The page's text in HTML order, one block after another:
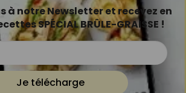
à notre Newsletter et recevez en
SPÉCIAL BRÛLE-GRAISSE !
Je télécharge